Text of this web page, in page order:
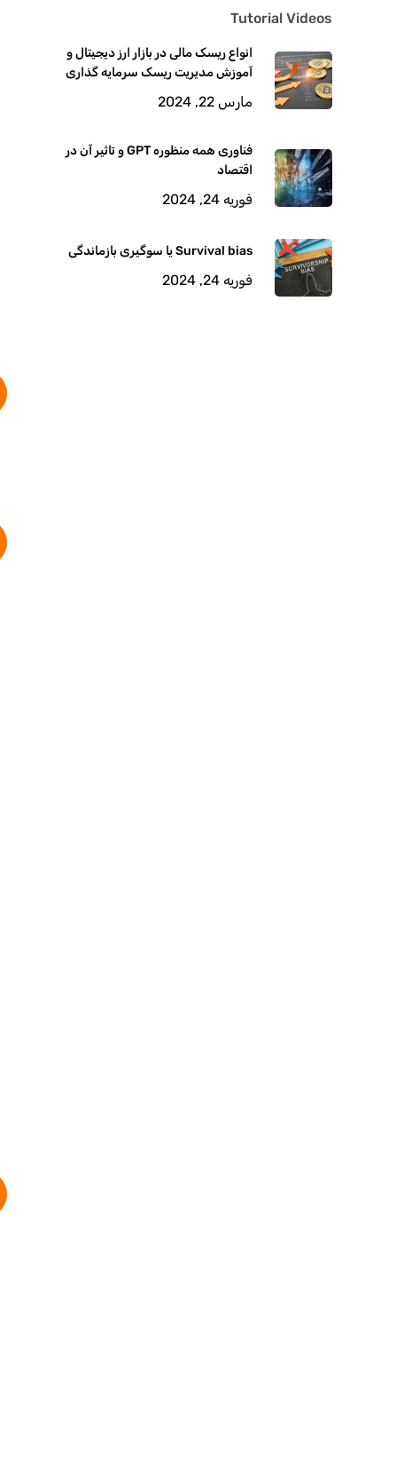
Tutorial Videos
انواع ریسک مالی در بازار ارز دیجیتال و
آموزش مدیریت ریسک سرمایه گذاری
مارس 22, 2024
فناوری همه منظوره GPT و تاثیر آن در
اقتصاد
فوریه 24, 2024
Survival bias یا سوگیری بازماندگی
فوریه 24, 2024